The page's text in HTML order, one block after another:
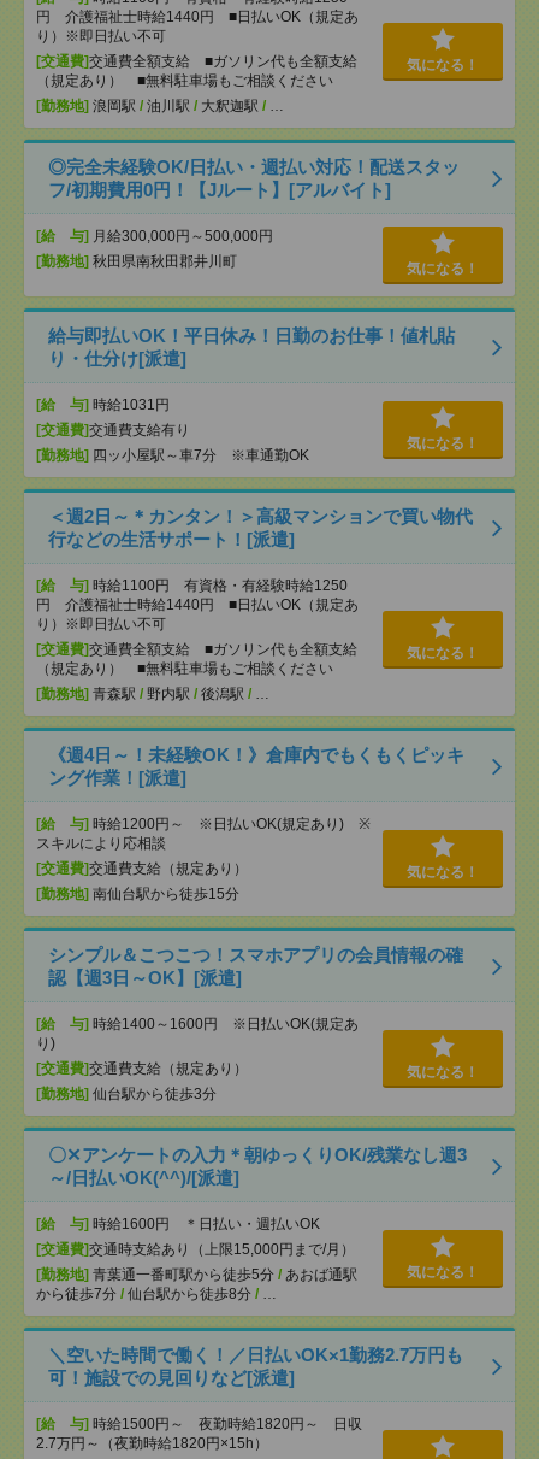
円 介護福祉士時給1440円 ■日払いOK（規定あ
り）※即日払い不可
[交通費]交通費全額支給 ■ガソリン代も全額支給
（規定あり） ■無料駐車場もご相談ください
[勤務地] 浪岡駅 / 油川駅 / 大釈迦駅 / …
気になる！
◎完全未経験OK/日払い・週払い対応！配送スタッ
フ/初期費用0円！【Jルート】[アルバイト]
[給 与] 月給300,000円～500,000円
[勤務地] 秋田県南秋田郡井川町 気になる！
給与即払いOK！平日休み！日勤のお仕事！値札貼
り・仕分け[派遣]
[給 与] 時給1031円
[交通費]交通費支給有り
[勤務地] 四ッ小屋駅～車7分 ※車通勤OK
気になる！
＜週2日～＊カンタン！＞高級マンションで買い物代
行などの生活サポート！[派遣]
[給 与] 時給1100円 有資格・有経験時給1250
円 介護福祉士時給1440円 ■日払いOK（規定あ
り）※即日払い不可
[交通費]交通費全額支給 ■ガソリン代も全額支給
（規定あり） ■無料駐車場もご相談ください
[勤務地] 青森駅 / 野内駅 / 後潟駅 / …
気になる！
《週4日～！未経験OK！》倉庫内でもくもくピッキ
ング作業！[派遣]
[給 与] 時給1200円～ ※日払いOK(規定あり) ※
スキルにより応相談
[交通費]交通費支給（規定あり）
[勤務地] 南仙台駅から徒歩15分
気になる！
シンプル＆こつこつ！スマホアプリの会員情報の確
認【週3日～OK】[派遣]
[給 与] 時給1400～1600円 ※日払いOK(規定あ
り)
[交通費]交通費支給（規定あり）
[勤務地] 仙台駅から徒歩3分
気になる！
〇✕アンケートの入力＊朝ゆっくりOK/残業なし週3
～/日払いOK(^^)/[派遣]
[給 与] 時給1600円 ＊日払い・週払いOK
[交通費]交通時支給あり（上限15,000円まで/月）
[勤務地] 青葉通一番町駅から徒歩5分 / あおば通駅
から徒歩7分 / 仙台駅から徒歩8分 / …
気になる！
＼空いた時間で働く！／日払いOK×1勤務2.7万円も
可！施設での見回りなど[派遣]
[給 与] 時給1500円～ 夜勤時給1820円～ 日収
2.7万円～（夜勤時給1820円×15h）